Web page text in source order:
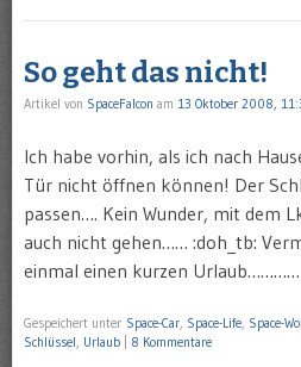
So geht das nicht!
Artikel von SpaceFalcon am 13 Oktober 2008,
Ich habe vorhin, als ich nach
Tür nicht öffnen können! Der
passen…. Kein Wunder, mit dem
auch nicht gehen…… :doh_tb:
einmal einen kurzen Urlaub…………
Gespeichert unter Space-Car, Space-Life, Space-
Schlüssel, Urlaub 8 Kommentare